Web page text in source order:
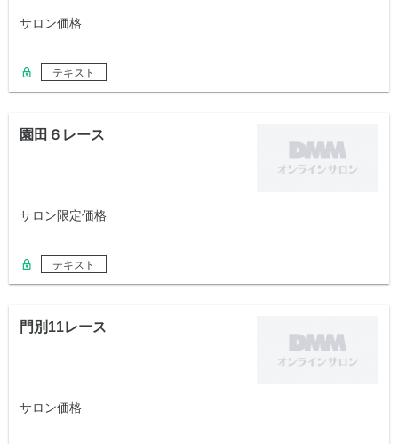
サロン価格
テキスト
園田６レース
サロン限定価格
テキスト
門別11レース
サロン価格